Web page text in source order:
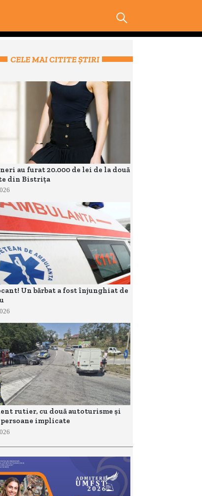
CELE MAI CITITE ȘTIRI
au furat 20.000 de lei de la două
din Bistrița
Un bărbat a fost înjunghiat de
rutier, cu două autoturisme și
implicate